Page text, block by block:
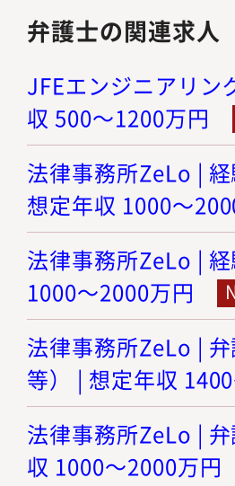
弁護士の関連求人
JFEエンジニアリン
収 500～1200万円
法律事務所ZeLo |
想定年収 1000～
法律事務所ZeLo |
1000～2000万円
法律事務所ZeLo |
等） | 想定年収
法律事務所ZeLo |
収 1000～2000万円